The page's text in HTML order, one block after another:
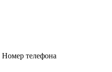
Номер телефона